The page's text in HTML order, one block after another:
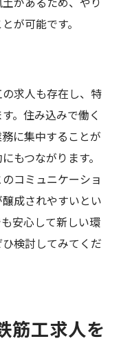
があるため、やり
が可能です。
求人も存在し、特
。住み込みで働く
に集中することが
もつながります。
コミュニケーショ
成されやすいとい
安心して新しい環
検討してみてくだ
筋工求人を